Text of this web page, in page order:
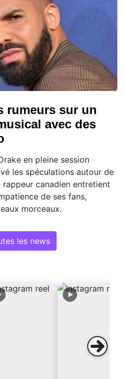
rumeurs sur un
avec des
en pleine session
les spéculations autour de
canadien entretient
de ses fans,
morceaux.
les news